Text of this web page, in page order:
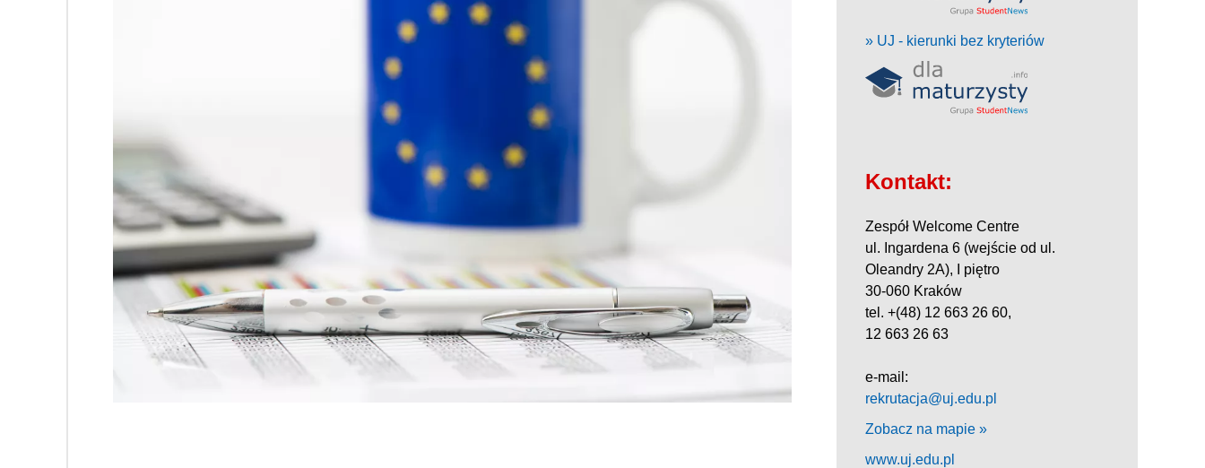
» UJ - kierunki bez kryteriów
Kontakt:
Zespół Welcome Centre
ul. Ingardena 6 (wejście od ul.
Oleandry 2A), I piętro
30-060 Kraków
tel. +(48) 12 663 26 60,
12 663 26 63
e-mail:
rekrutacja@uj.edu.pl
Zobacz na mapie »
www.uj.edu.pl